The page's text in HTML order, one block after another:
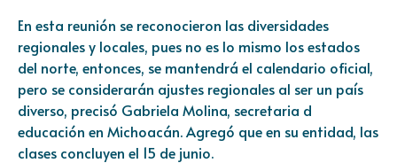
En esta reunión se reconocieron las diversidades
regionales y locales, pues no es lo mismo los estados
del norte, entonces, se mantendrá el calendario oficial,
pero se considerarán ajustes regionales al ser un país
diverso, precisó Gabriela Molina, secretaria d
educación en Michoacán. Agregó que en su entidad, las
clases concluyen el 15 de junio.